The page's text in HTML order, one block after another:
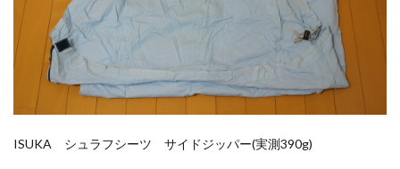
ISUKA シュラフシーツ サイドジッパー(実測390g)